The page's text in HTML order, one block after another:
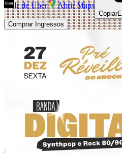
Ir de Uber Abrir Maps
Copiar
Comprar Ingressos